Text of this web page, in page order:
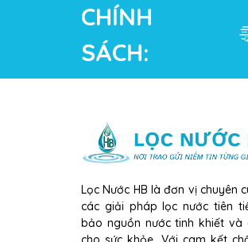
CHÍNH
SÁCH:
Lọc Nước HB là đơn vị chuyên
các giải pháp lọc nước tiên
bảo nguồn nước tinh khiết và